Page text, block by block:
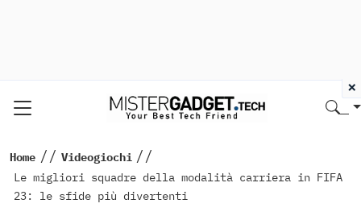
Home // Videogiochi //
Le migliori squadre della modalità carriera in FIFA
23: le sfide più divertenti
×